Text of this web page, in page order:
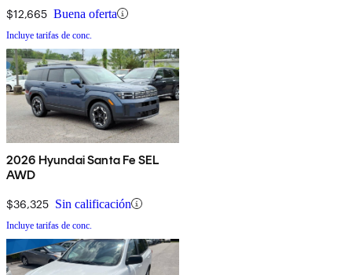
$12,665 Buena oferta
Incluye tarifas de conc.
2026 Hyundai Santa Fe SEL
AWD
$36,325 Sin calificación
Incluye tarifas de conc.